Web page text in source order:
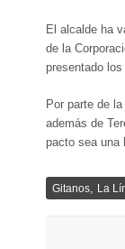
El alcalde ha
de la
presentado
Por parte de
además de
pacto sea una
Gitanos, La